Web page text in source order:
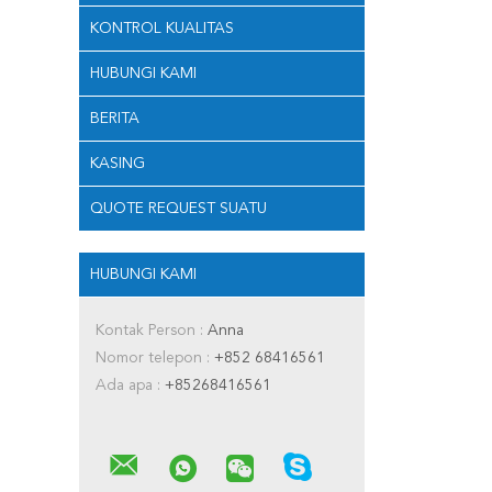
KONTROL KUALITAS
HUBUNGI KAMI
BERITA
KASING
QUOTE REQUEST SUATU
HUBUNGI KAMI
Kontak Person : Anna
Nomor telepon : +852 68416561
Ada apa : +85268416561